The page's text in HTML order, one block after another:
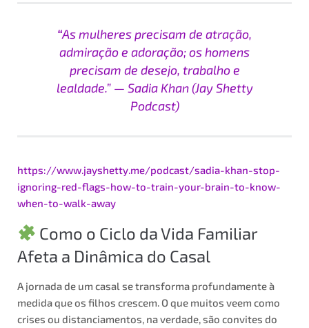
“As mulheres precisam de atração,
admiração e adoração; os homens
precisam de desejo, trabalho e
lealdade.” — Sadia Khan (Jay Shetty
Podcast)
https://www.jayshetty.me/podcast/sadia-khan-stop-
ignoring-red-flags-how-to-train-your-brain-to-know-
when-to-walk-away
Como o Ciclo da Vida Familiar
Afeta a Dinâmica do Casal
A jornada de um casal se transforma profundamente à
medida que os filhos crescem. O que muitos veem como
crises ou distanciamentos, na verdade, são convites do